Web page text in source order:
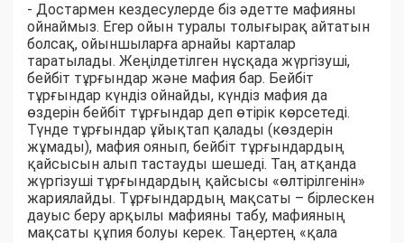
- Достармен кездесулерде біз әдетте мафияны
ойнаймыз. Егер ойын туралы толығырақ айтатын
болсақ, ойыншыларға арнайы карталар
таратылады. Жеңілдетілген нұсқада жүргізуші,
бейбіт тұрғындар және мафия бар. Бейбіт
тұрғындар күндіз ойнайды, күндіз мафия да
өздерін бейбіт тұрғындар деп өтірік көрсетеді.
Түнде тұрғындар ұйықтап қалады (көздерін
жұмады), мафия оянып, бейбіт тұрғындардың
қайсысын алып тастауды шешеді. Таң атқанда
жүргізуші тұрғындардың қайсысы «өлтірілгенін»
жариялайды. Тұрғындардың мақсаты – бірлескен
дауыс беру арқылы мафияны табу, мафияның
мақсаты құпия болуы керек. Таңертең «қала